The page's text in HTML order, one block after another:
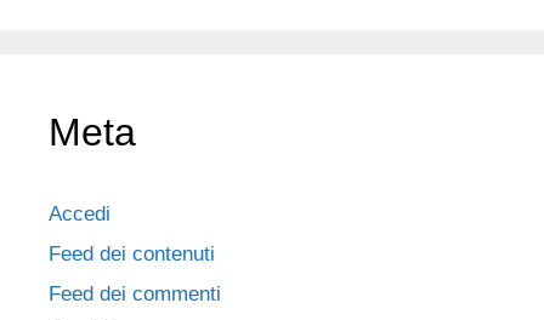
Meta
Accedi
Feed dei contenuti
Feed dei commenti